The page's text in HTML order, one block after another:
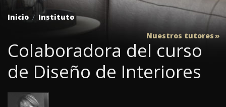
Inicio
Instituto
Nuestros tutores
Colaboradora del curso
de Diseño de Interiores